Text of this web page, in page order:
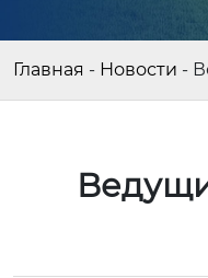
Главная - Новости -